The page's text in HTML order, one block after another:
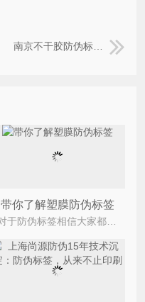
南京不干胶防伪标签具有哪些优点？
带你了解塑膜防伪标签